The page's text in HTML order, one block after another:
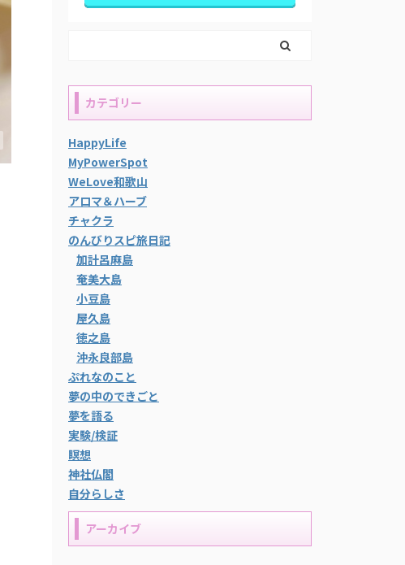
カテゴリー
HappyLife
MyPowerSpot
WeLove和歌山
アロマ＆ハーブ
チャクラ
のんびりスピ旅日記
加計呂麻島
奄美大島
小豆島
屋久島
徳之島
沖永良部島
ぷれなのこと
夢の中のできごと
夢を語る
実験/検証
瞑想
神社仏閣
自分らしさ
アーカイブ